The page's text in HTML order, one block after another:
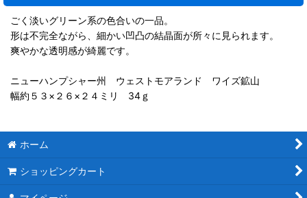
ごく淡いグリーン系の色合いの一品。
形は不完全ながら、細かい凹凸の結晶面が所々に見られます。
爽やかな透明感が綺麗です。
ニューハンプシャー州 ウェストモアランド ワイズ鉱山
幅約５３×２６×２４ミリ 34ｇ
ホーム
ショッピングカート